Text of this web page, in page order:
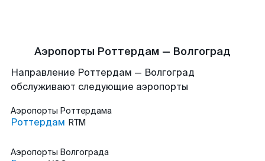
Аэропорты Роттердам — Волгоград
Направление Роттердам — Волгоград
обслуживают следующие аэропорты
Аэропорты Роттердама
Роттердам RTM
Аэропорты Волгограда